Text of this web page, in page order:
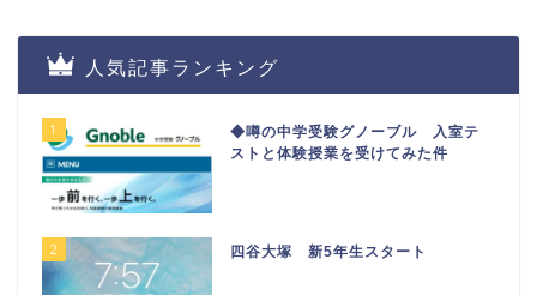
人気記事ランキング
1
◆噂の中学受験グノーブル 入室テ
ストと体験授業を受けてみた件
2 四谷大塚 新5年生スタート